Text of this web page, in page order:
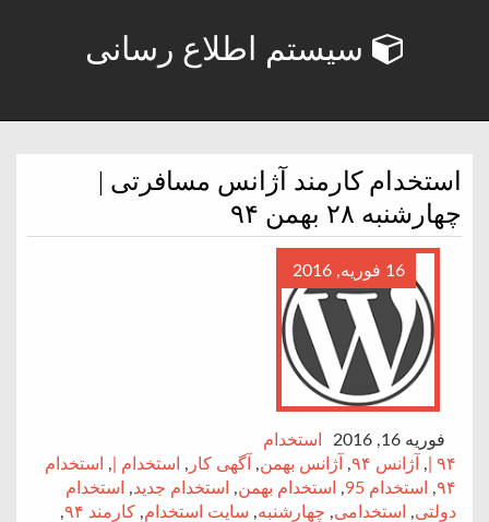
سیستم اطلاع رسانی
استخدام کارمند آژانس مسافرتی |
چهارشنبه ۲۸ بهمن ۹۴
16 فوریه, 2016
فوریه 16, 2016
استخدام
۹۴ | , آژانس ۹۴ , آژانس بهمن, آگهی کار , استخدام | ,
استخدام
۹۴, استخدام 95 , استخدام بهمن, استخدام جدید,
استخدام
دولتی, استخدامی, چهارشنبه, سایت استخدام, کارمند ۹۴
,